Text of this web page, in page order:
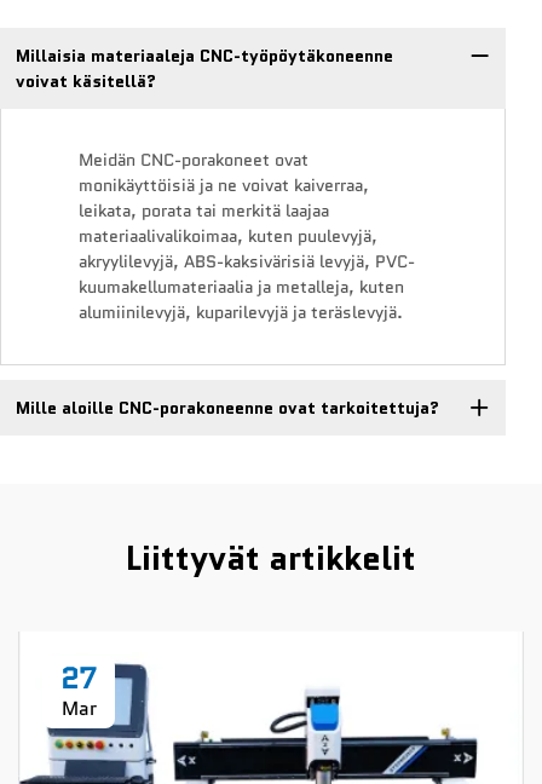
Millaisia materiaaleja CNC-työpöytäkoneenne
voivat käsitellä?
Meidän CNC-porakoneet ovat
monikäyttöisiä ja ne voivat kaiverraa,
leikata, porata tai merkitä laajaa
materiaalivalikoimaa, kuten puulevyjä,
akryylilevyjä, ABS-kaksivärisiä levyjä, PVC-
kuumakellumateriaalia ja metalleja, kuten
alumiinilevyjä, kuparilevyjä ja teräslevyjä.
Mille aloille CNC-porakoneenne ovat tarkoitettuja?
Liittyvät artikkelit
27
Mar